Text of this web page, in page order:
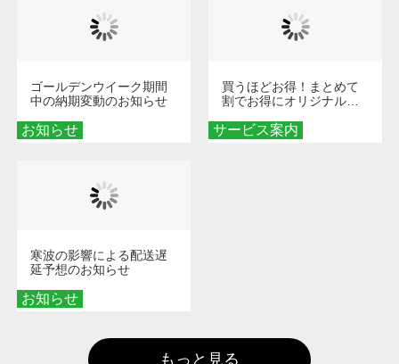
お知らせ
ゴールデンウイーク期間
中の納期変動のお知らせ
サービス案内
買うほどお得！まとめて
割でお得にオリジナルグ
お知らせ
寒波の影響による配送遅
延予想のお知らせ
もっと見る